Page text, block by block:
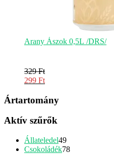
Arany Ászok 0,5L /DRS/
329Ft
Original
was:
299 Ft
price
299 Ft.
Ártartomány
Aktív szűrők
Állateledel4949
termék
Csokoládék7878